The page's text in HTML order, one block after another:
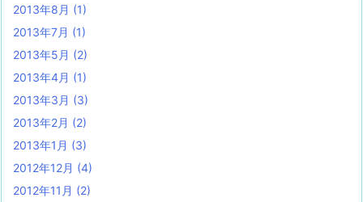
2013年8月 (1)
2013年7月 (1)
2013年5月 (2)
2013年4月 (1)
2013年3月 (3)
2013年2月 (2)
2013年1月 (3)
2012年12月 (4)
2012年11月 (2)